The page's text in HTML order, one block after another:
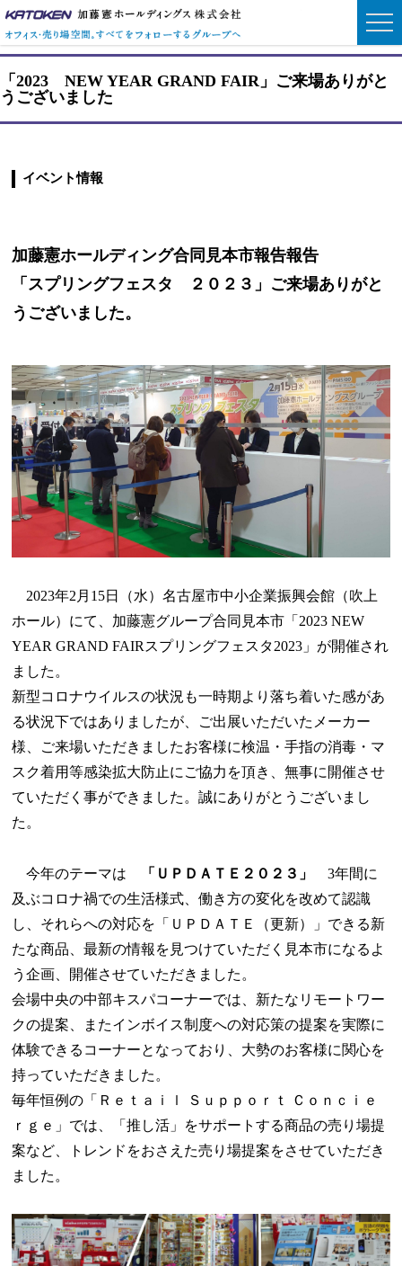
オフィス・売り場空間。すべて
「2023 NEW YEAR GRAND FAIR」ご来場ありがと
うございました
イベント情報
加藤憲ホールディング合同見本市報告報告
「スプリングフェスタ ２０２３」ご来場ありがと
うございました。
2023年2月15日（水）名古屋市中小企業振興会館（吹上
ホール）にて、加藤憲グループ合同見本市「2023 NEW
YEAR GRAND FAIRスプリングフェスタ2023」が開催され
ました。
新型コロナウイルスの状況も一時期より落ち着いた感があ
る状況下ではありましたが、ご出展いただいたメーカー
様、ご来場いただきましたお客様に検温・手指の消毒・マ
スク着用等感染拡大防止にご協力を頂き、無事に開催させ
ていただく事ができました。誠にありがとうございまし
た。
今年のテーマは 「ＵＰＤＡＴＥ２０２３」
3年間に
及ぶコロナ禍での生活様式、働き方の変化を改めて認識
し、それらへの対応を「ＵＰＤＡＴＥ（更新）」できる新
たな商品、最新の情報を見つけていただく見本市になるよ
う企画、開催させていただきました。
会場中央の中部キスパコーナーでは、新たなリモートワー
クの提案、またインボイス制度への対応策の提案を実際に
体験できるコーナーとなっており、大勢のお客様に関心を
持っていただきました。
毎年恒例の「Ｒｅｔａｉｌ Ｓｕｐｐｏｒｔ Ｃｏｎｃｉｅ
ｒｇｅ」では、「推し活」をサポートする商品の売り場提
案など、トレンドをおさえた売り場提案をさせていただき
ました。